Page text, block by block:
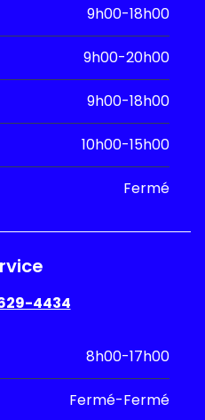
9h00-18h00
9h00-20h00
9h00-18h00
10h00-15h00
Fermé
4434
8h00-17h00
Fermé-Fermé